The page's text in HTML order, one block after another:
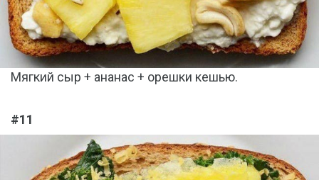
Мягкий сыр + ананас + орешки кешью.
#11